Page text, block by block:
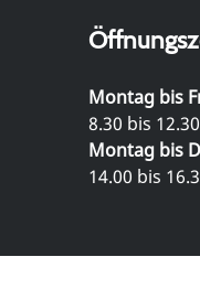
Montag bis
8.30 bis
Montag bis
14.00 bis